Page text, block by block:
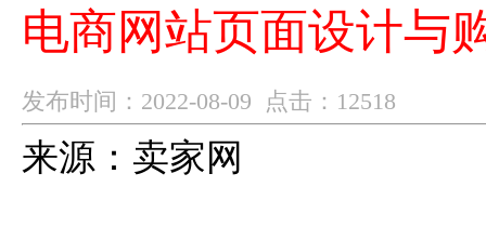
电商网站页面设计与
发布时间：2022-08-09 点击：12518
来源：卖家网